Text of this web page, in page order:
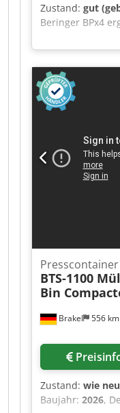
Zustand: gut
Beringer BPx4
gewartet, voll
gewünschter
erstellen wir ein
Dedotp Hnwepfx
Brakel 556 km
Presscontainer
BTS-1100
Bin
Zustand: wie
Baujahr: 2026,